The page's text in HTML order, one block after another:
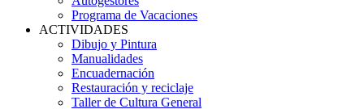
Programa de Vacaciones
ACTIVIDADES
Dibujo y Pintura
Manualidades
Encuadernación
Restauración y reciclaje
Taller de Cultura General